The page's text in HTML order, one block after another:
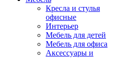
Кресла и стулья
офисные
Интерьер
Мебель для детей
Мебель для офиса
Аксессуары и